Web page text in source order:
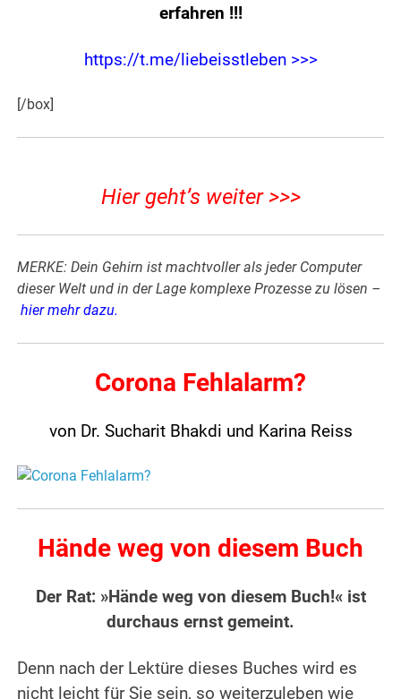
erfahren !!!
https://t.me/liebeisstleben >>>
[/box]
Hier geht’s weiter >>>
MERKE: Dein Gehirn ist machtvoller als jeder Computer
dieser Welt und in der Lage komplexe Prozesse zu lösen –
hier mehr dazu.
Corona Fehlalarm?
von Dr. Sucharit Bhakdi und Karina Reiss
Hände weg von diesem Buch
Der Rat: »Hände weg von diesem Buch!« ist
durchaus ernst gemeint.
Denn nach der Lektüre dieses Buches wird es
nicht leicht für Sie sein, so weiterzuleben wie